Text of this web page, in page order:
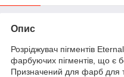
Опис
Розріджувач пігментів
фарбуючих пігментів, що є
Призначений для фарб для